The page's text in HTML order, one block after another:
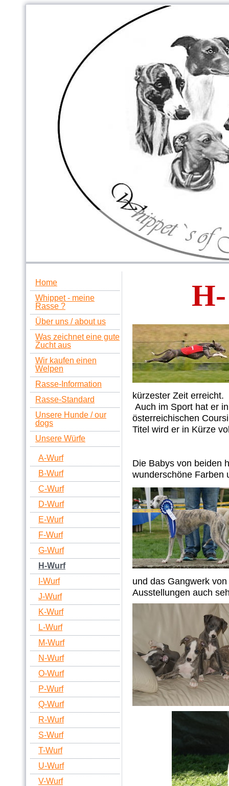
Home
Whippet - meine
Rasse ?
Über uns / about us
Was zeichnet eine gute
Zucht aus
Wir kaufen einen
Welpen
Rasse-Information
Rasse-Standard
Unsere Hunde / our
dogs
Unsere Würfe
A-Wurf
B-Wurf
C-Wurf
D-Wurf
E-Wurf
F-Wurf
G-Wurf
H-Wurf
I-Wurf
J-Wurf
K-Wurf
L-Wurf
M-Wurf
N-Wurf
O-Wurf
P-Wurf
Q-Wurf
R-Wurf
S-Wurf
T-Wurf
U-Wurf
V-Wurf
kürzester Zeit erreicht.
Auch im Sport hat er
österreichischen
Titel wird er in Kürze
Die Babys von beiden
wunderschöne Farben
und das Gangwerk
Ausstellungen auch